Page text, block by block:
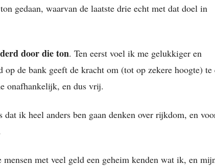
gedaan, waarvan de laatste drie echt met dat doel in
door die ton. Ten eerst voel ik me gelukkiger en
op de bank geeft de kracht om (tot op zekere hoogte) te
onafhankelijk, en dus vrij.
dat ik heel anders ben gaan denken over rijkdom, en
met veel geld een geheim kenden wat ik, en